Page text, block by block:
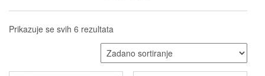
Prikazuje se svih 6 rezultata